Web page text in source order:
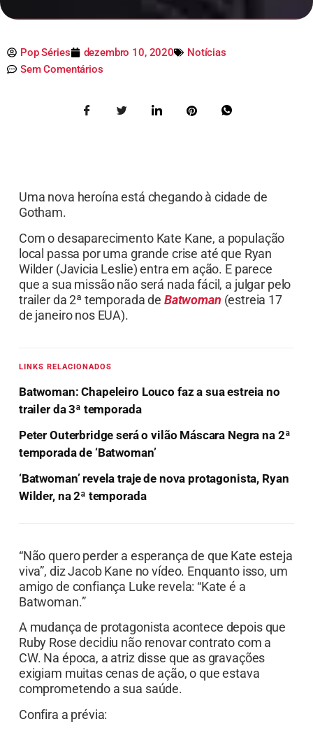
Pop Séries dezembro 10, 2020
Notícias
Sem Comentários
Uma nova heroína está chegando à cidade de
Gotham.
Com o desaparecimento Kate Kane, a população
local passa por uma grande crise até que Ryan
Wilder (Javicia Leslie) entra em ação. E parece
que a sua missão não será nada fácil, a julgar pelo
trailer da 2ª temporada de Batwoman (estreia 17
de janeiro nos EUA).
LINKS RELACIONADOS
Batwoman: Chapeleiro Louco faz a sua estreia no
trailer da 3ª temporada
Peter Outerbridge será o vilão Máscara Negra na 2ª
temporada de ‘Batwoman’
‘Batwoman’ revela traje de nova protagonista, Ryan
Wilder, na 2ª temporada
“Não quero perder a esperança de que Kate esteja
viva”, diz Jacob Kane no vídeo. Enquanto isso, um
amigo de confiança Luke revela: “Kate é a
Batwoman.”
A mudança de protagonista acontece depois que
Ruby Rose decidiu não renovar contrato com a
CW. Na época, a atriz disse que as gravações
exigiam muitas cenas de ação, o que estava
comprometendo a sua saúde.
Confira a prévia: